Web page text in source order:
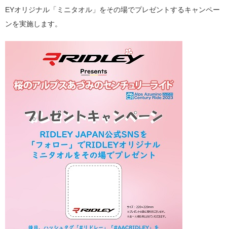
EYオリジナル「ミニタオル」をその場でプレゼントするキャンペー
ンを実施します。